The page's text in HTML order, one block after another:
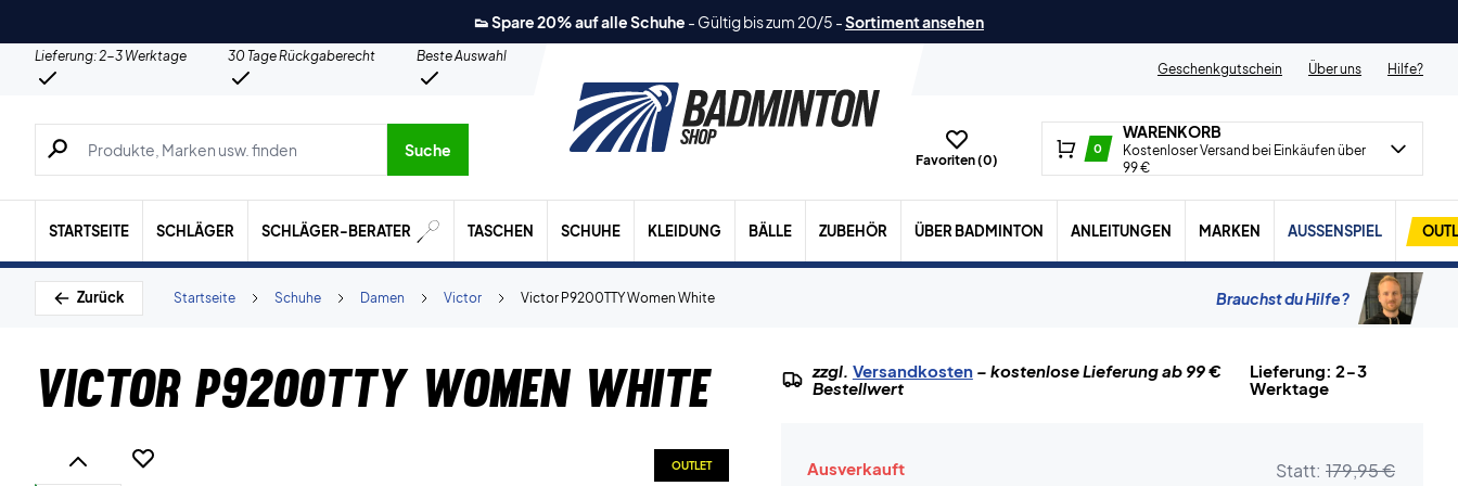
👟 Spare 20% auf alle Schuhe - Gültig bis zum 20/5 -Sortiment ansehen
Lieferung: 2-3 Werktage 30 Tage Rückgaberecht
Beste Auswahl
Geschenkgutschein
Über uns Hilfe?
Suche nach Produkten, Marken usw.
Suche
Favoriten (0)
0
WARENKORB
Kostenloser Versand bei Einkäufen über
99 €
STARTSEITE SCHLÄGER SCHLÄGER-BERATER TASCHEN SCHUHE KLEIDUNG BÄLLE ZUBEHÖR ÜBER BADMINTON ANLEITUNGEN MARKEN AUSSENSPIEL
Zurück Victor P9200TTY Women White
Victor
Damen
Schuhe
Startseite Brauchst du Hilfe?
Victor P9200TTY Women White
OUTLET
zzgl. Versandkosten– kostenlose Lieferung ab 99 €
Bestellwert
Lieferung: 2-3
Werktage
Ausverkauft Statt: 179,95 €